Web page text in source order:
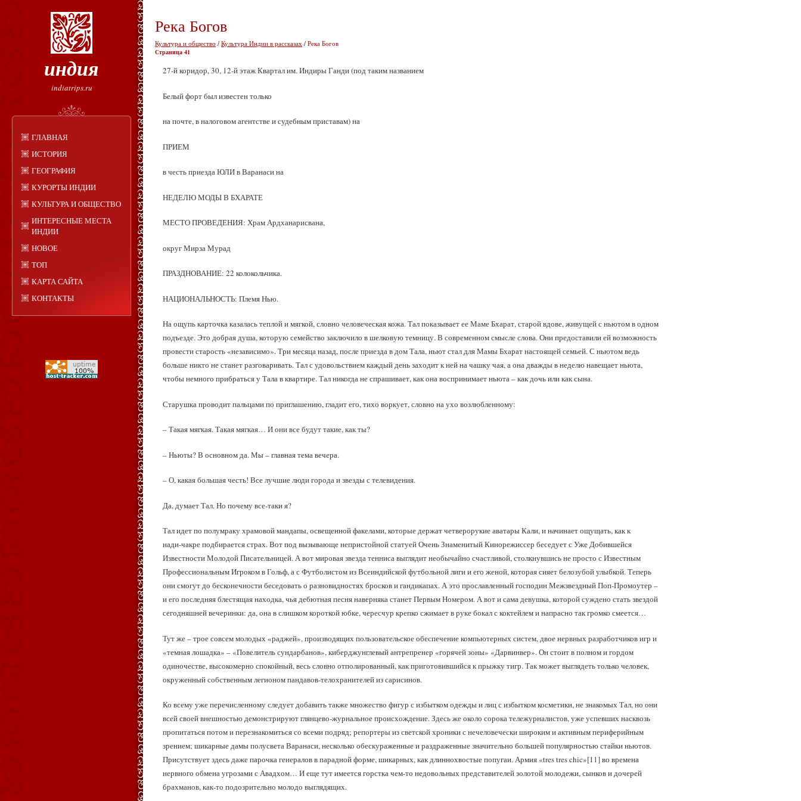
индия
indiatrips.ru
ГЛАВНАЯ
ИСТОРИЯ
ГЕОГРАФИЯ
КУРОРТЫ ИНДИИ
КУЛЬТУРА И ОБЩЕСТВО
ИНТЕРЕСНЫЕ МЕСТА
ИНДИИ
НОВОЕ
ТОП
КАРТА САЙТА
КОНТАКТЫ
Река Богов
Культура и общество / Культура Индии в рассказах / Река Богов
Страница 41
27‑й коридор, 30, 12‑й этаж Квартал им. Индиры Ганди (под таким названием
Белый форт был известен только
на почте, в налоговом агентстве и судебным приставам) на
ПРИЕМ
в честь приезда ЮЛИ в Варанаси на
НЕДЕЛЮ МОДЫ В БХАРАТЕ
МЕСТО ПРОВЕДЕНИЯ: Храм Ардханарисвана,
округ Мирза Мурад
ПРАЗДНОВАНИЕ: 22 колокольчика.
НАЦИОНАЛЬНОСТЬ: Племя Нью.
На ощупь карточка казалась теплой и мягкой, словно человеческая кожа. Тал показывает ее Маме Бхарат, старой вдове, живущей с ньютом в одном
подъезде. Это добрая душа, которую семейство заключило в шелковую темницу. В современном смысле слова. Они предоставили ей возможность
провести старость «независимо». Три месяца назад, после приезда в дом Тала, ньют стал для Мамы Бхарат настоящей семьей. С ньютом ведь
больше никто не станет разговаривать. Тал с удовольствием каждый день заходит к ней на чашку чая, а она дважды в неделю навещает ньюта,
чтобы немного прибраться у Тала в квартире. Тал никогда не спрашивает, как она воспринимает ньюта – как дочь или как сына.
Старушка проводит пальцами по приглашению, гладит его, тихо воркует, словно на ухо возлюбленному:
– Такая мягкая. Такая мягкая… И они все будут такие, как ты?
– Ньюты? В основном да. Мы – главная тема вечера.
– О, какая большая честь! Все лучшие люди города и звезды с телевидения.
Да, думает Тал. Но почему все‑таки я?
Тал идет по полумраку храмовой мандапы, освещенной факелами, которые держат четверорукие аватары Кали, и начинает ощущать, как к
нади‑чакре подбирается страх. Вот под вызывающе непристойной статуей Очень Знаменитый Кинорежиссер беседует с Уже Добившейся
Известности Молодой Писательницей. А вот мировая звезда тенниса выглядит необычайно счастливой, столкнувшись не просто с Известным
Профессиональным Игроком в Гольф, а с Футболистом из Всеиндийской футбольной лиги и его женой, которая сияет белозубой улыбкой. Теперь
они смогут до бесконечности беседовать о разновидностях бросков и гандикапах. А это прославленный господин Межзвездный Поп‑Промоутер –
и его последняя блестящая находка, чья дебютная песня наверняка станет Первым Номером. А вот и сама девушка, которой суждено стать звездой
сегодняшней вечеринки: да, она в слишком короткой юбке, чересчур крепко сжимает в руке бокал с коктейлем и напрасно так громко смеется…
Тут же – трое совсем молодых «раджей», производящих пользовательское обеспечение компьютерных систем, двое нервных разработчиков игр и
«темная лошадка» – «Повелитель сундарбанов», киберджунглевый антрепренер «горячей зоны» «Дарвинвер». Он стоит в полном и гордом
одиночестве, высокомерно спокойный, весь словно отполированный, как приготовившийся к прыжку тигр. Так может выглядеть только человек,
окруженный собственным легионом пандавов‑телохранителей из сарисинов.
Ко всему уже перечисленному следует добавить также множество фигур с избытком одежды и лиц с избытком косметики, не знакомых Тал, но они
всей своей внешностью демонстрируют глянцево‑журнальное происхождение. Здесь же около сорока тележурналистов, уже успевших насквозь
пропитаться потом и перезнакомиться со всеми подряд; репортеры из светской хроники с нечеловечески широким и активным периферийным
зрением; шикарные дамы полусвета Варанаси, несколько обескураженные и раздраженные значительно большей популярностью стайки ньютов.
Присутствует здесь даже парочка генералов в парадной форме, шикарных, как длиннохвостые попугаи. Армия «tres tres chic»[11] во времена
нервного обмена угрозами с Авадхом… И еще тут имеется горстка чем‑то недовольных представителей золотой молодежи, сынков и дочерей
брахманов, как‑то подозрительно молодо выглядящих.